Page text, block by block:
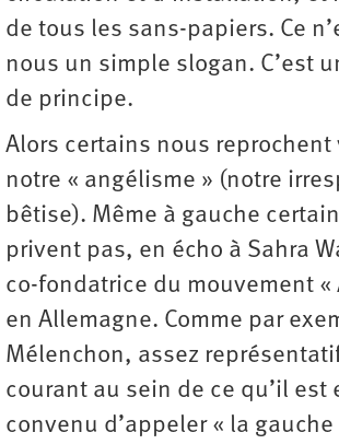
de tous les sans-papiers. Ce
nous un simple slogan. C’est
de principe.
Alors certains nous reprochent
notre « angélisme » (notre
bêtise). Même à gauche
privent pas, en écho à Sahra
co-fondatrice du mouvement «
en Allemagne. Comme par
Mélenchon, assez
courant au sein de ce qu’il est
convenu d’appeler « la gauche